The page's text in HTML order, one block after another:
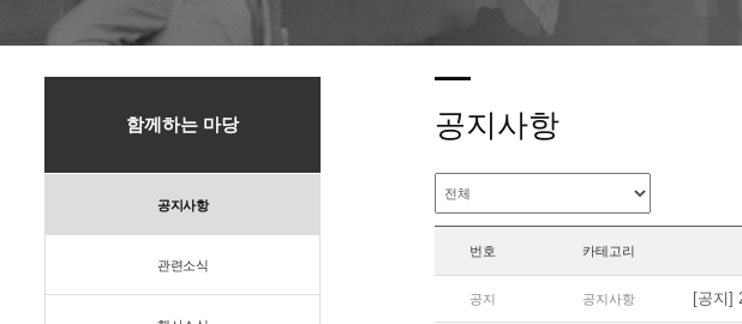
함께하는 마당
공지사항
관련소식
공지사항
번호 카테고리
공지 공지사항 [공지]